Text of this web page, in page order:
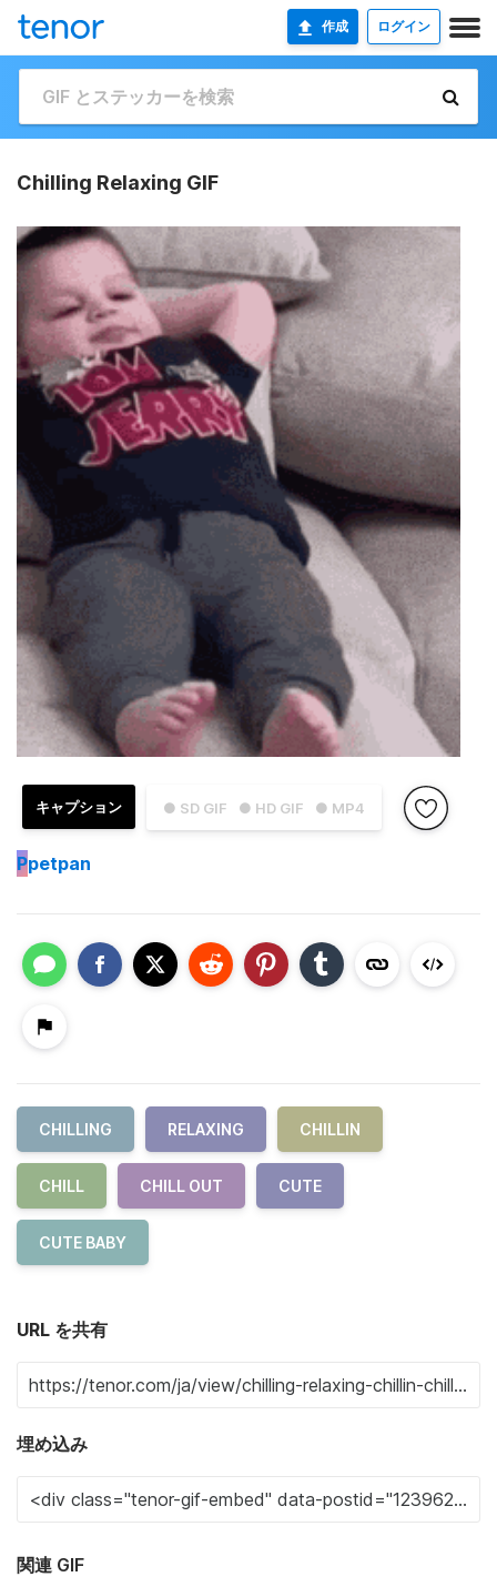
作成 ログイン
Chilling Relaxing GIF
● SD GIF ● HD GIF ● MP4
キャプション
Ppetpan
CHILLING RELAXING CHILLIN
CHILL CHILL OUT CUTE
CUTE BABY
URL を共有
埋め込み
関連 GIF